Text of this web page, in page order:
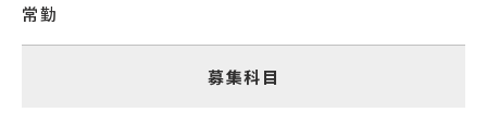
常勤
募集科目